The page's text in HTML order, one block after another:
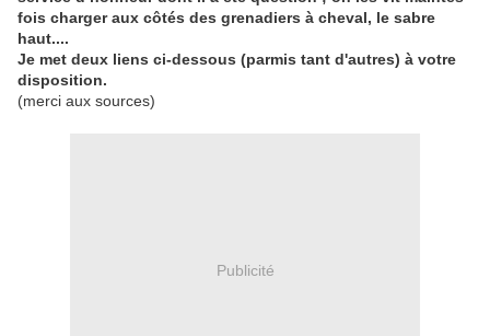
fois charger aux côtés des grenadiers à cheval, le sabre
haut....
Je met deux liens ci-dessous (parmis tant d'autres) à votre
disposition.
(merci aux sources)
Publicité